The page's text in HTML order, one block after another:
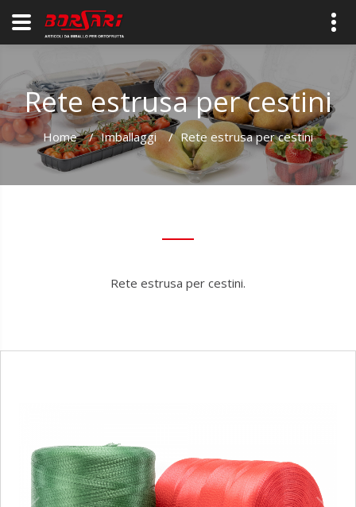
Rete estrusa per cestini
Home / Imballaggi / Rete estrusa per cestini
Rete estrusa per cestini.